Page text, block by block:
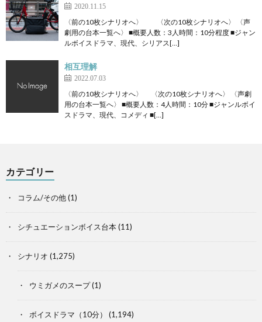
2020.11.15
〈前の10枚シナリオへ〉 〈次の10枚シナリオへ〉 〈声
劇用の台本一覧へ〉 ■概要人数：3人時間：10分程度 ■ジャン
ルボイスドラマ、現代、シリアス[…]
相互理解
2022.07.03
〈前の10枚シナリオへ〉 〈次の10枚シナリオへ〉 〈声劇
用の台本一覧へ〉 ■概要人数：4人時間：10分 ■ジャンルボイ
スドラマ、現代、コメディ ■[…]
カテゴリー
コラム/その他(1)
シチュエーションボイス台本(11)
シナリオ (1,275)
ウミガメのスープ(1)
ボイスドラマ（10分） (1,194)